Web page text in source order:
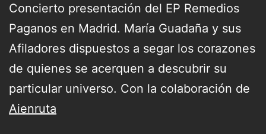
Concierto presentación del EP Remedios
Paganos en Madrid. María Guadaña y sus
Afiladores dispuestos a segar los corazones
de quienes se acerquen a descubrir su
particular universo. Con la colaboración de
Aienruta